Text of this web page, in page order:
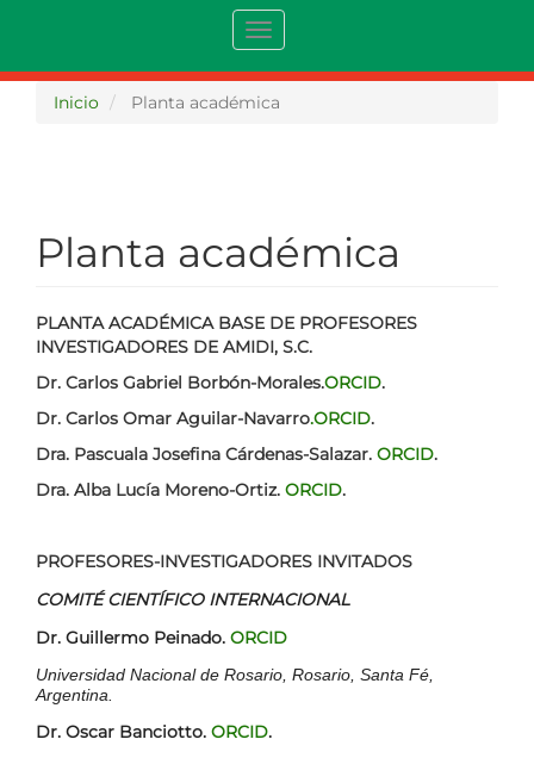
principal
Toggle
navigation
Inicio Planta académica
Planta académica
PLANTA ACADÉMICA BASE DE PROFESORES
INVESTIGADORES DE AMIDI, S.C.
Dr. Carlos Gabriel Borbón-Morales.ORCID.
Dr. Carlos Omar Aguilar-Navarro.ORCID.
Dra. Pascuala Josefina Cárdenas-Salazar. ORCID.
Dra. Alba Lucía Moreno-Ortiz. ORCID.
PROFESORES-INVESTIGADORES INVITADOS
COMITÉ CIENTÍFICO INTERNACIONAL
Dr. Guillermo Peinado. ORCID
Universidad Nacional de Rosario, Rosario, Santa Fé,
Argentina.
Dr. Oscar Banciotto. ORCID.